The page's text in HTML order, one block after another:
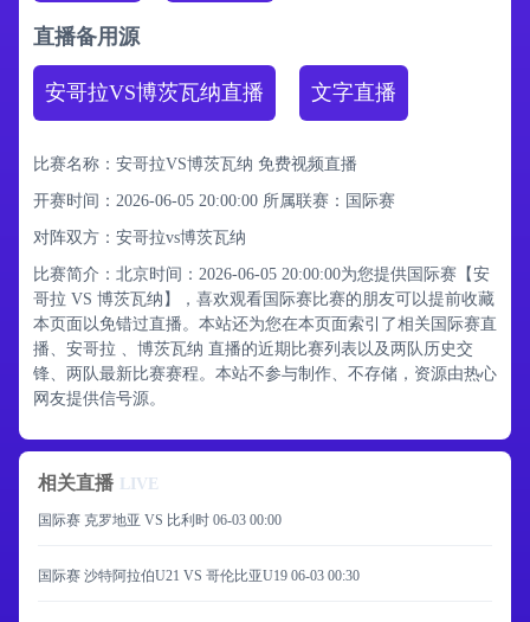
直播备用源
安哥拉VS博茨瓦纳直播 文字直播
比赛名称：安哥拉VS博茨瓦纳 免费视频直播
开赛时间：2026-06-05 20:00:00 所属联赛： 国际赛
对阵双方：安哥拉vs博茨瓦纳
比赛简介：北京时间：2026-06-05 20:00:00为您提供国际赛【安
哥拉 VS 博茨瓦纳】，喜欢观看国际赛比赛的朋友可以提前收藏
本页面以免错过直播。本站还为您在本页面索引了相关国际赛直
播、安哥拉 、博茨瓦纳 直播的近期比赛列表以及两队历史交
锋、两队最新比赛赛程。本站不参与制作、不存储，资源由热心
网友提供信号源。
相关直播 LIVE
国际赛 克罗地亚 VS 比利时 06-03 00:00
国际赛 沙特阿拉伯U21 VS 哥伦比亚U19 06-03 00:30